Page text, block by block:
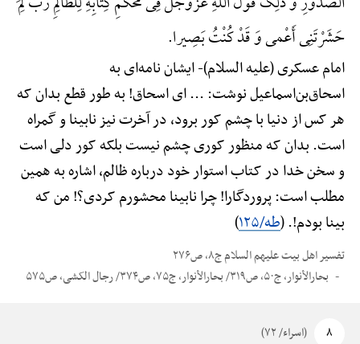
حَشَرْتَنِی أَعْمی وَ قَدْ کُنْتُ بَصِیرا.
امام عسکری (علیه السلام)-ایشان نامه‌ای به
اسحاق‌بن‌اسماعیل نوشت: ... ای اسحاق! به طور قطع بدان که
هر کس از دنیا با چشم کور برود، در آخرت نیز نابینا و گمراه
است. بدان که منظور کوری چشم نیست بلکه کور دلی است
و سخن خدا در کتاب استوار خود درباره ظالم، اشاره به همین
مطلب است: پروردگارا! چرا نابینا محشورم کردی؟! من که
بینا بودم!. (طه/۱۲۵ )
تفسیر اهل بیت علیهم السلام ج۸، ص۲۷۶
بحارالأنوار، ج۵۰، ص۳۱۹/ بحارالأنوار، ج۷۵، ص۳۷۴/ رجال الکشی، ص۵۷۵
۸ (اسراء/ ۷۲)